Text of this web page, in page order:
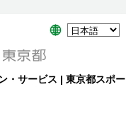
・サービス | 東京都スポー